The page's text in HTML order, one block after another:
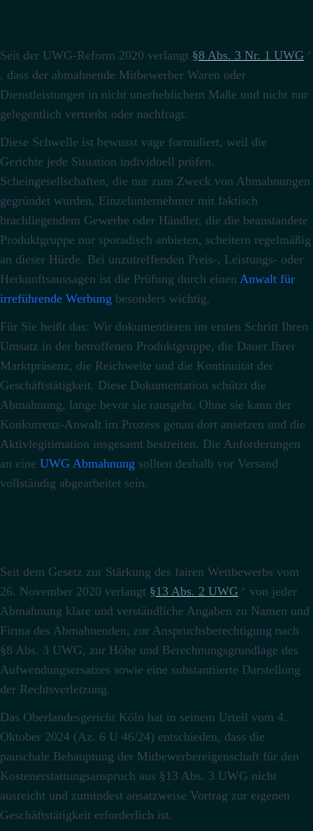
Seit der UWG-Reform 2020 verlangt §8 Abs. 3 Nr. 1 UWG
, dass der abmahnende Mitbewerber Waren oder
Dienstleistungen in nicht unerheblichem Maße und nicht nur
gelegentlich vertreibt oder nachfragt.
Diese Schwelle ist bewusst vage formuliert, weil die
Gerichte jede Situation individuell prüfen.
Scheingesellschaften, die nur zum Zweck von Abmahnungen
gegründet wurden, Einzelunternehmer mit faktisch
brachliegendem Gewerbe oder Händler, die die beanstandete
Produktgruppe nur sporadisch anbieten, scheitern regelmäßig
an dieser Hürde. Bei unzutreffenden Preis-, Leistungs- oder
Herkunftsaussagen ist die Prüfung durch einen Anwalt für
irreführende Werbung besonders wichtig.
Für Sie heißt das: Wir dokumentieren im ersten Schritt Ihren
Umsatz in der betroffenen Produktgruppe, die Dauer Ihrer
Marktpräsenz, die Reichweite und die Kontinuität der
Geschäftstätigkeit. Diese Dokumentation schützt die
Abmahnung, lange bevor sie rausgeht. Ohne sie kann der
Konkurrenz-Anwalt im Prozess genau dort ansetzen und die
Aktivlegitimation insgesamt bestreiten. Die Anforderungen
an eine UWG Abmahnung sollten deshalb vor Versand
vollständig abgearbeitet sein.
Seit dem Gesetz zur Stärkung des fairen Wettbewerbs vom
26. November 2020 verlangt §13 Abs. 2 UWG
von jeder
Abmahnung klare und verständliche Angaben zu Namen und
Firma des Abmahnenden, zur Anspruchsberechtigung nach
§8 Abs. 3 UWG, zur Höhe und Berechnungsgrundlage des
Aufwendungsersatzes sowie eine substantiierte Darstellung
der Rechtsverletzung.
Das Oberlandesgericht Köln hat in seinem Urteil vom 4.
Oktober 2024 (Az. 6 U 46/24) entschieden, dass die
pauschale Behauptung der Mitbewerbereigenschaft für den
Kostenerstattungsanspruch aus §13 Abs. 3 UWG nicht
ausreicht und zumindest ansatzweise Vortrag zur eigenen
Geschäftstätigkeit erforderlich ist.